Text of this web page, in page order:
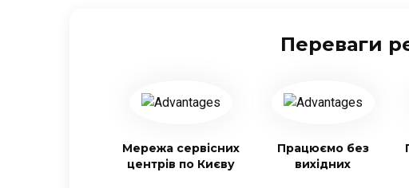
Переваги
Мережа сервісних
центрів по Києву
Працюємо без
вихідних